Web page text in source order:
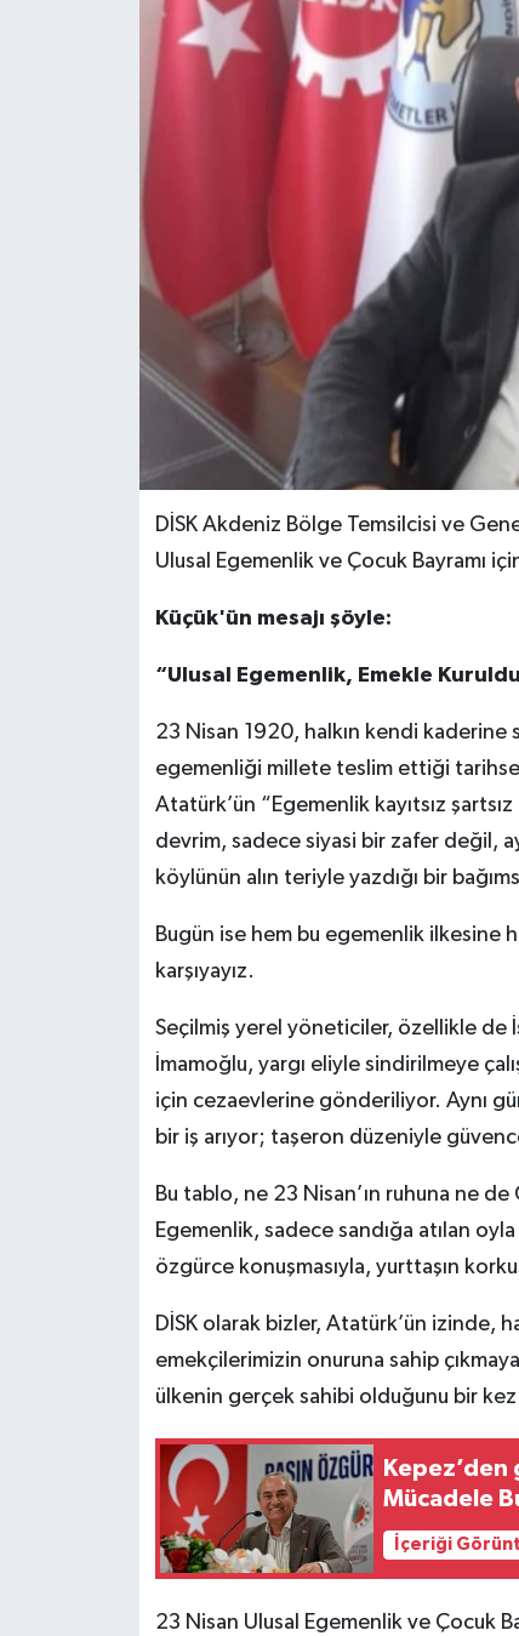
DİSK Akdeniz Bölge Temsilcisi ve
Ulusal Egemenlik ve Çocuk Bayramı
Küçük'ün mesajı şöyle:
“Ulusal Egemenlik, Emekle
23 Nisan 1920, halkın kendi kaderine
egemenliği millete teslim ettiği
Atatürk’ün “Egemenlik kayıtsız
devrim, sadece siyasi bir zafer değil,
köylünün alın teriyle yazdığı bir
Bugün ise hem bu egemenlik ilkesine
karşıyayız.
Seçilmiş yerel yöneticiler, özellikle de
İmamoğlu, yargı eliyle sindirilmeye
için cezaevlerine gönderiliyor. Aynı
bir iş arıyor; taşeron düzeniyle
Bu tablo, ne 23 Nisan’ın ruhuna ne
Egemenlik, sadece sandığa atılan
özgürce konuşmasıyla, yurttaşın
DİSK olarak bizler, Atatürk’ün izinde,
emekçilerimizin onuruna sahip
ülkenin gerçek sahibi olduğunu bir kez
Kepez’den
Mücadele
İçeriği
23 Nisan Ulusal Egemenlik ve Çocuk